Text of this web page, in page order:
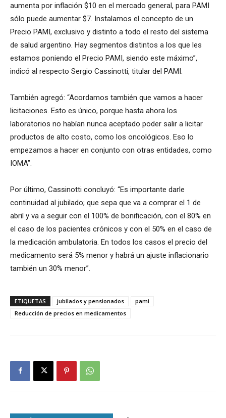
aumenta por inflación $10 en el mercado general, para PAMI
sólo puede aumentar $7. Instalamos el concepto de un
Precio PAMI, exclusivo y distinto a todo el resto del sistema
de salud argentino. Hay segmentos distintos a los que les
estamos poniendo el Precio PAMI, siendo este máximo”,
indicó al respecto Sergio Cassinotti, titular del PAMI.
También agregó: “Acordamos también que vamos a hacer
licitaciones. Esto es único, porque hasta ahora los
laboratorios no habían nunca aceptado poder salir a licitar
productos de alto costo, como los oncológicos. Eso lo
empezamos a hacer en conjunto con otras entidades, como
IOMA”.
Por último, Cassinotti concluyó: “Es importante darle
continuidad al jubilado; que sepa que va a comprar el 1 de
abril y va a seguir con el 100% de bonificación, con el 80% en
el caso de los pacientes crónicos y con el 50% en el caso de
la medicación ambulatoria. En todos los casos el precio del
medicamento será 5% menor y habrá un ajuste inflacionario
también un 30% menor”.
ETIQUETAS jubilados y pensionados
pami
Reducción de precios en medicamentos